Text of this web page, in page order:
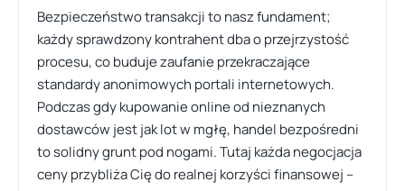
Bezpieczeństwo transakcji to nasz fundament;
każdy sprawdzony kontrahent dba o przejrzystość
procesu, co buduje zaufanie przekraczające
standardy anonimowych portali internetowych.
Podczas gdy kupowanie online od nieznanych
dostawców jest jak lot w mgłę, handel bezpośredni
to solidny grunt pod nogami. Tutaj każda negocjacja
ceny przybliża Cię do realnej korzyści finansowej –